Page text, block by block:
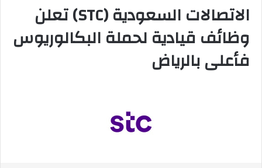
الاتصالات السعودية (STC) تعلن
وظائف قيادية لحملة البكالوريوس
فأعلى بالرياض